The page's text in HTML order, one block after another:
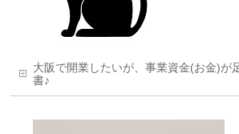
大阪で開業したいが、事業資金(お金)
書♪